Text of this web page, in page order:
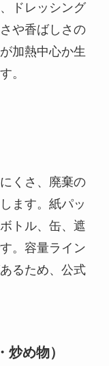
ドレッシング
や香ばしさの
加熱中心か生
。
くさ、廃棄の
ます。紙パッ
トル、缶、遮
。容量ライン
るため、公式
め物）